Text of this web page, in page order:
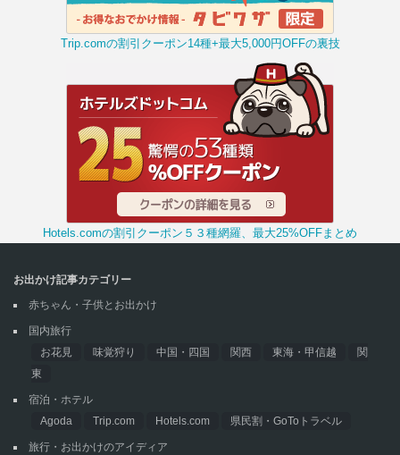
Trip.comの割引クーポン14種+最大5,000円OFFの裏技
Hotels.comの割引クーポン５３種網羅、最大25%OFFまとめ
お出かけ記事カテゴリー
赤ちゃん・子供とお出かけ
国内旅行
お花見
味覚狩り 中国・四国 関西 東海・甲信越
関
東
宿泊・ホテル
Agoda
Trip.com Hotels.com 県民割・GoToトラベル
旅行・お出かけのアイディア